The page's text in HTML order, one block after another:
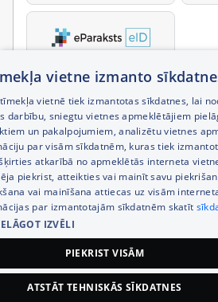
vietne izmanto
vietnē tiek izmantotas sīkdatnes, lai
darbību, sniegtu vietnes apmeklētājiem
un pakalpojumiem, analizētu vietnes
par visām sīkdatnēm, kuras tiek
atkarībā no apmeklētās interneta
piekrist, atteikties vai mainīt savu
vai mainīšana attiecas uz visām
par izmantotajām sīkdatnēm skatīt
IZVĒLI
PIEKRIST VISĀM
ATSTĀT TEHNISKĀS SĪKDATNES